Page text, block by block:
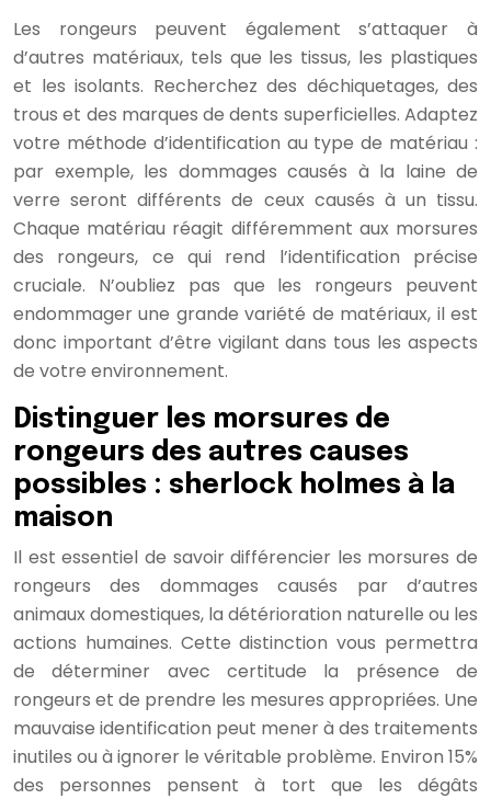
Les rongeurs peuvent également s’attaquer à
d’autres matériaux, tels que les tissus, les plastiques
et les isolants. Recherchez des déchiquetages, des
trous et des marques de dents superficielles. Adaptez
votre méthode d’identification au type de matériau :
par exemple, les dommages causés à la laine de
verre seront différents de ceux causés à un tissu.
Chaque matériau réagit différemment aux morsures
des rongeurs, ce qui rend l’identification précise
cruciale. N’oubliez pas que les rongeurs peuvent
endommager une grande variété de matériaux, il est
donc important d’être vigilant dans tous les aspects
de votre environnement.
Distinguer les morsures de
rongeurs des autres causes
possibles : sherlock holmes à la
maison
Il est essentiel de savoir différencier les morsures de
rongeurs des dommages causés par d’autres
animaux domestiques, la détérioration naturelle ou les
actions humaines. Cette distinction vous permettra
de déterminer avec certitude la présence de
rongeurs et de prendre les mesures appropriées. Une
mauvaise identification peut mener à des traitements
inutiles ou à ignorer le véritable problème. Environ 15%
des personnes pensent à tort que les dégâts